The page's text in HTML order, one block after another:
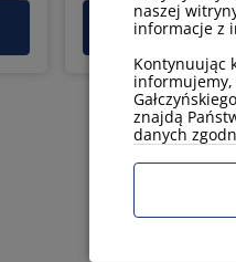
Zobacz
naszej
informacje z
Kontynuując
informujemy,
znajdą
danych